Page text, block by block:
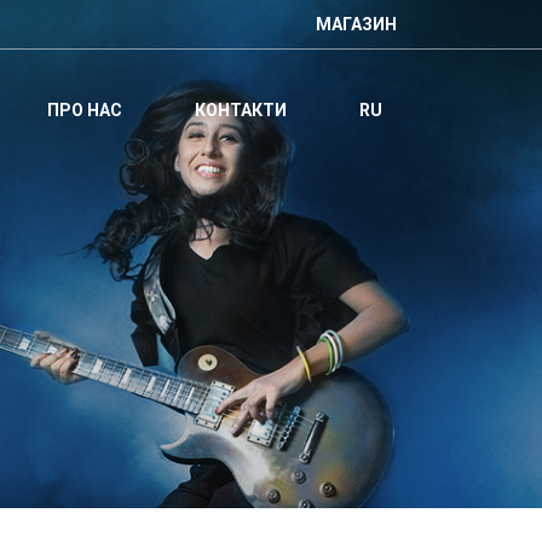
МАГАЗИН
ПРО НАС КОНТАКТИ RU